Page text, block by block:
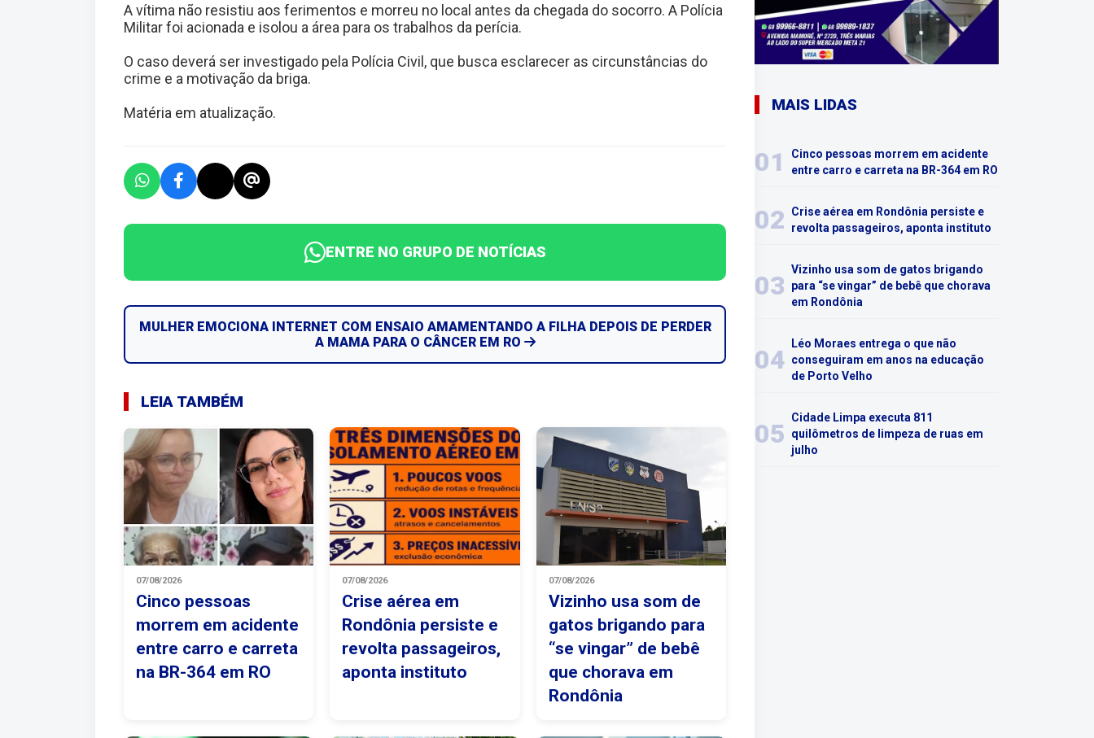
A vítima não resistiu aos ferimentos e morreu no local antes da chegada do socorro. A Polícia
Militar foi acionada e isolou a área para os trabalhos da perícia.
O caso deverá ser investigado pela Polícia Civil, que busca esclarecer as circunstâncias do
crime e a motivação da briga.
Matéria em atualização.
ENTRE NO GRUPO DE NOTÍCIAS
MULHER EMOCIONA INTERNET COM ENSAIO AMAMENTANDO A FILHA DEPOIS DE PERDER
A MAMA PARA O CÂNCER EM RO
LEIA TAMBÉM
07/08/2026
Cinco pessoas
morrem em acidente
entre carro e carreta
na BR-364 em RO
07/08/2026
Crise aérea em
Rondônia persiste e
revolta passageiros,
aponta instituto
07/08/2026
Vizinho usa som de
gatos brigando para
“se vingar” de bebê
que chorava em
Rondônia
MAIS LIDAS
01
Cinco pessoas morrem em acidente
entre carro e carreta na BR-364 em RO
02
Crise aérea em Rondônia persiste e
revolta passageiros, aponta instituto
03
Vizinho usa som de gatos brigando
para “se vingar” de bebê que chorava
em Rondônia
04
Léo Moraes entrega o que não
conseguiram em anos na educação
de Porto Velho
05
Cidade Limpa executa 811
quilômetros de limpeza de ruas em
julho